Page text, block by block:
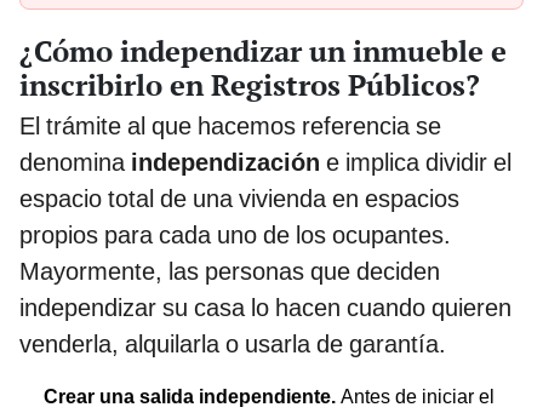
¿Cómo independizar un inmueble e
inscribirlo en Registros Públicos?
El trámite al que hacemos referencia se
denominaindependización e implica dividir el
espacio total de una vivienda en espacios
propios para cada uno de los ocupantes.
Mayormente, las personas que deciden
independizar su casa lo hacen cuando quieren
venderla, alquilarla o usarla de garantía.
Crear una salida independiente. Antes de iniciar el